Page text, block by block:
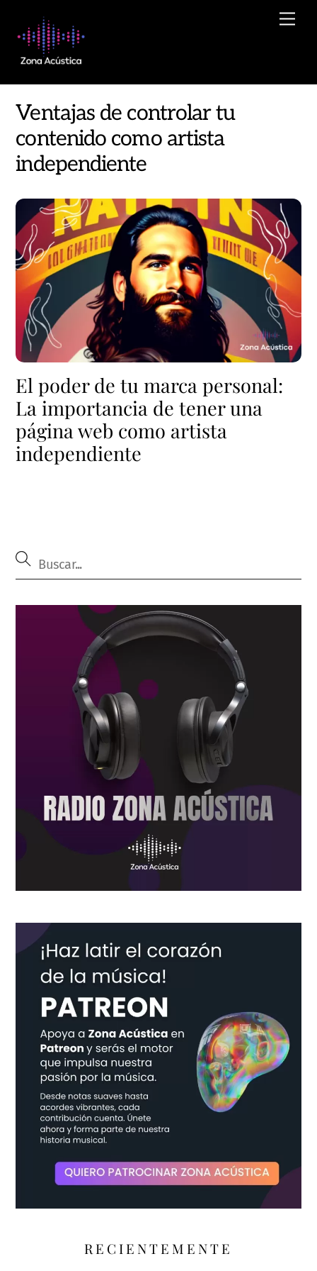
content
Ventajas de controlar tu
contenido como artista
independiente
El poder de tu marca personal:
La importancia de tener una
página web como artista
independiente
RECIENTEMENTE